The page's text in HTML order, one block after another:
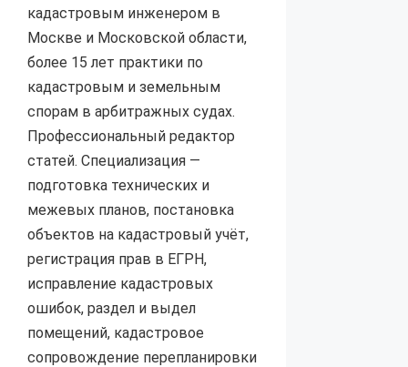
кадастровым инженером в
Москве и Московской области,
более 15 лет практики по
кадастровым и земельным
спорам в арбитражных судах.
Профессиональный редактор
статей. Специализация —
подготовка технических и
межевых планов, постановка
объектов на кадастровый учёт,
регистрация прав в ЕГРН,
исправление кадастровых
ошибок, раздел и выдел
помещений, кадастровое
сопровождение перепланировки